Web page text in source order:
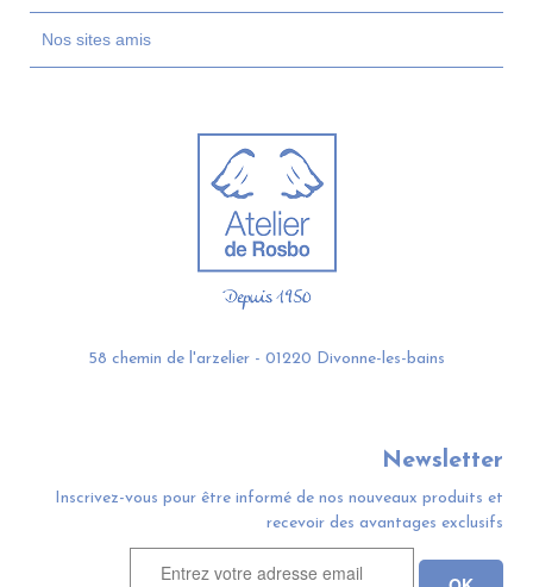
Nos sites amis
58 chemin de l'arzelier - 01220 Divonne-les-bains
Newsletter
Inscrivez-vous pour être informé de nos nouveaux produits et
recevoir des avantages exclusifs